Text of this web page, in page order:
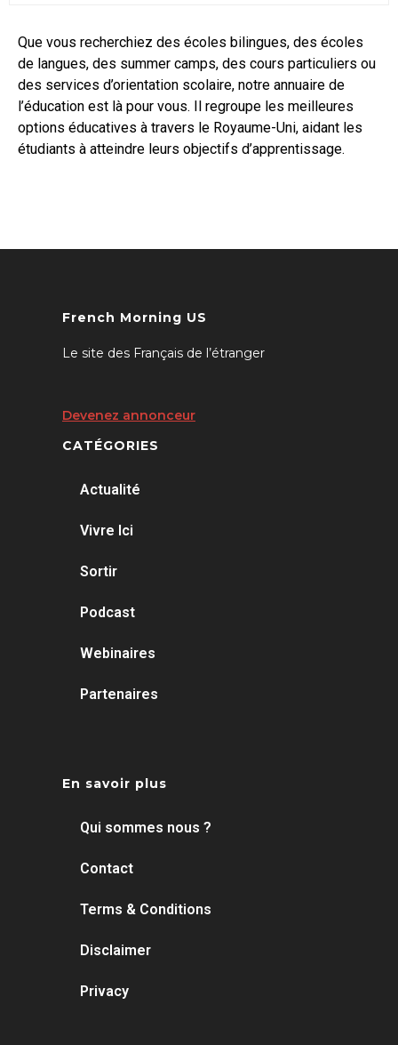
Que vous recherchiez des écoles bilingues, des écoles
de langues, des summer camps, des cours particuliers ou
des services d’orientation scolaire, notre annuaire de
l’éducation est là pour vous. Il regroupe les meilleures
options éducatives à travers le Royaume-Uni, aidant les
étudiants à atteindre leurs objectifs d’apprentissage.
French Morning US
Le site des Français de l’étranger
Devenez annonceur
CATÉGORIES
Actualité
Vivre Ici
Sortir
Podcast
Webinaires
Partenaires
En savoir plus
Qui sommes nous ?
Contact
Terms & Conditions
Disclaimer
Privacy